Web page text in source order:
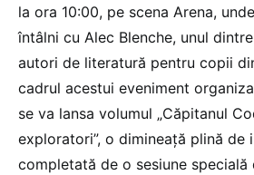
la ora 10:00, pe scena Arena,
întâlni cu Alec Blenche, unul
autori de literatură pentru copii
cadrul acestui eveniment
se va lansa volumul „Căpitanul
exploratori”, o dimineață plină de
completată de o sesiune specială